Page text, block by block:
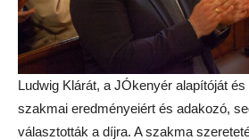
Ludwig Klárát, a JÓkenyér alapítóját
szakmai eredményeiért és adakozó,
választották a díjra. A szakma